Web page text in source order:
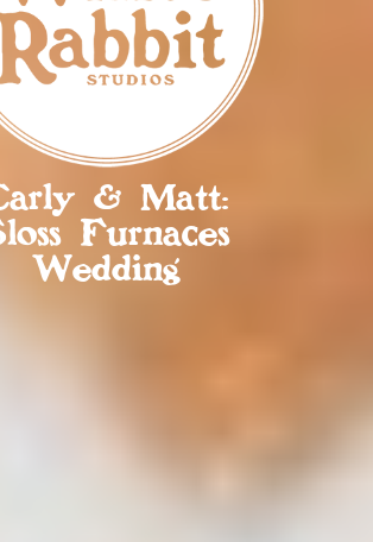
& Matt:
Furnaces
Wedding